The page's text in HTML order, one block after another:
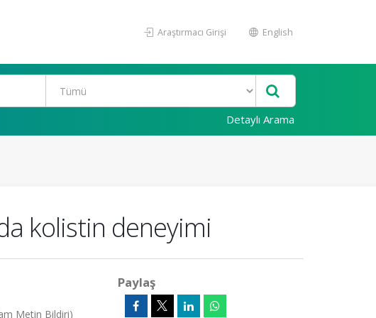
Araştırmacı Girişi English
Detaylı Arama
kolistin deneyimi
Metin Bildiri)
Paylaş